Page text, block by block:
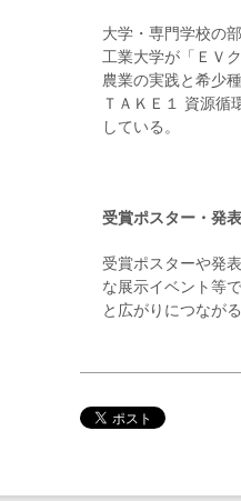
大学・専門学校の
工業大学が「ＥＶ
農業の実践と希少
ＴＡＫＥ１ 資源循
している。
受賞ポスター・発
受賞ポスターや発
な展示イベント等
と広がりにつなが